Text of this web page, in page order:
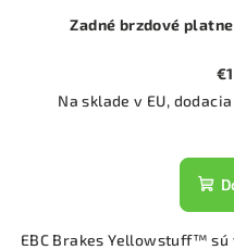
Zadné brzdové
Na sklade v EU,
EBC Brakes Yellowstuff™